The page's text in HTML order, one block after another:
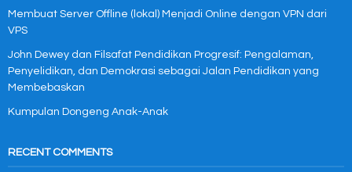
Membuat Server Offline (lokal) Menjadi Online dengan VPN dari
VPS
John Dewey dan Filsafat Pendidikan Progresif: Pengalaman,
Penyelidikan, dan Demokrasi sebagai Jalan Pendidikan yang
Membebaskan
Kumpulan Dongeng Anak-Anak
RECENT COMMENTS